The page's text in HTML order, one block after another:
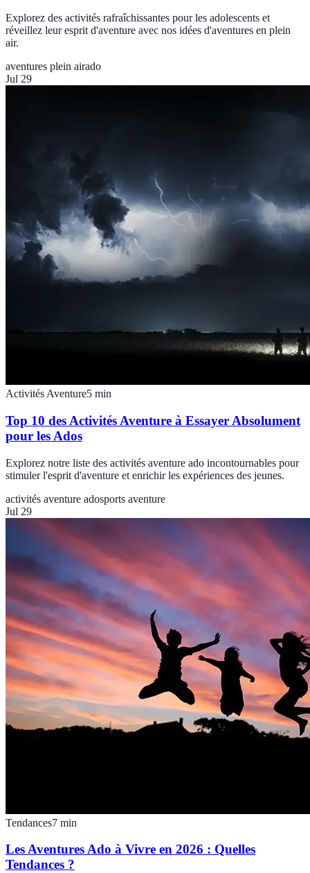
Explorez des activités rafraîchissantes pour les adolescents et
réveillez leur esprit d'aventure avec nos idées d'aventures en plein
air.
aventures plein airado
Jul 29
Activités Aventure5 min
Top 10 des Activités Aventure à Essayer Absolument
pour les Ados
Explorez notre liste des activités aventure ado incontournables pour
stimuler l'esprit d'aventure et enrichir les expériences des jeunes.
activités aventure adosports aventure
Jul 29
Tendances7 min
Les Aventures Ado à Vivre en 2026 : Quelles
Tendances ?